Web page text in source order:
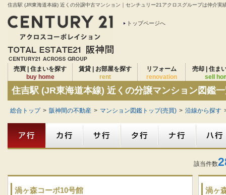
住吉駅 (JR東海道本線) 近くの分譲中古マンション｜センチュリー21アクロスグループは仲介実
トップページへ
売買 | 住まいを探す
buy home
賃貸 | お部屋を探す
rent
リフォーム
renovation
売却 | 住ま
sell
住吉駅 (JR東海道本線) 近くの分譲マンション図鑑
総合トップ > 阪神間の不動産 > マンション図鑑トップ(売買) > 沿線から探す
該当件数
渦ヶ森コーポ10号館 渦ヶ